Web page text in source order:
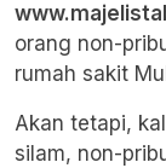
orang non-
rumah sakit
Akan tetapi,
silam, non-